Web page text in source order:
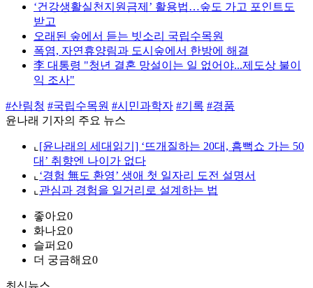
‘건강생활실천지원금제’ 활용법…숲도 가고 포인트도
받고
오래된 숲에서 듣는 빗소리 국립수목원
폭염, 자연휴양림과 도시숲에서 한방에 해결
李 대통령 "청년 결혼 망설이는 일 없어야...제도상 불이
익 조사"
#산림청 #국립수목원 #시민과학자 #기록 #경품
윤나래 기자의 주요 뉴스
⌞ [윤나래의 세대읽기] ‘뜨개질하는 20대, 흠뻑쇼 가는 50
대’ 취향엔 나이가 없다
⌞ ‘경험 無도 환영’ 생애 첫 일자리 도전 설명서
⌞ 관심과 경험을 일거리로 설계하는 법
좋아요0
화나요0
슬퍼요0
더 궁금해요0